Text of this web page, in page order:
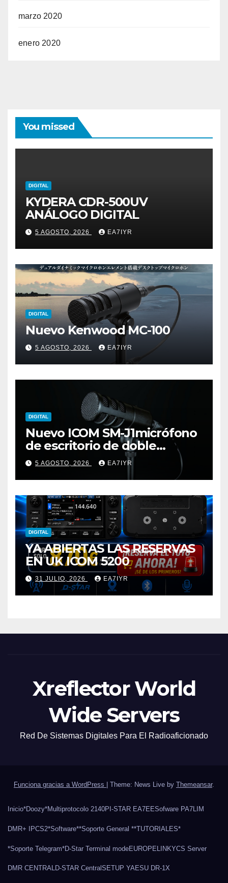
marzo 2020
enero 2020
You missed
DIGITAL
KYDERA CDR-500UV
ANÁLOGO DIGITAL
5 AGOSTO, 2026 EA7IYR
DIGITAL
Nuevo Kenwood MC-100
5 AGOSTO, 2026 EA7IYR
DIGITAL
Nuevo ICOM SM-J1micrófono
de escritorio de doble
elemento premium
5 AGOSTO, 2026 EA7IYR
DIGITAL
YA ABIERTAS LAS RESERVAS
EN UK ICOM 5200
31 JULIO, 2026 EA7IYR
Xreflector World
Wide Servers
Red De Sistemas Digitales Para El Radioaficionado
Funciona gracias a WordPress | Theme: News Live by Themeansar.
Inicio*Doozy*Multiprotocolo 2140PI-STAR EA7EESofware PA7LIM
DMR+ IPCS2*Software**Soporte General **TUTORIALES*
*Soporte Telegram*D-Star Terminal modeEUROPELINKYCS Server
DMR CENTRALD-STAR CentralSETUP YAESU DR-1X